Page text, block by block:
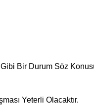
Bir Durum Söz
Yeterli Olacaktır.